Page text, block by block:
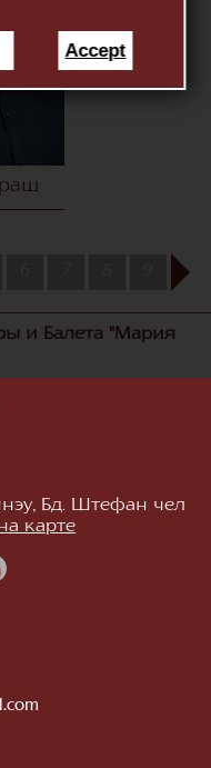
Accept
10
и Балета "Мария
Бд. Штефан чел
карте